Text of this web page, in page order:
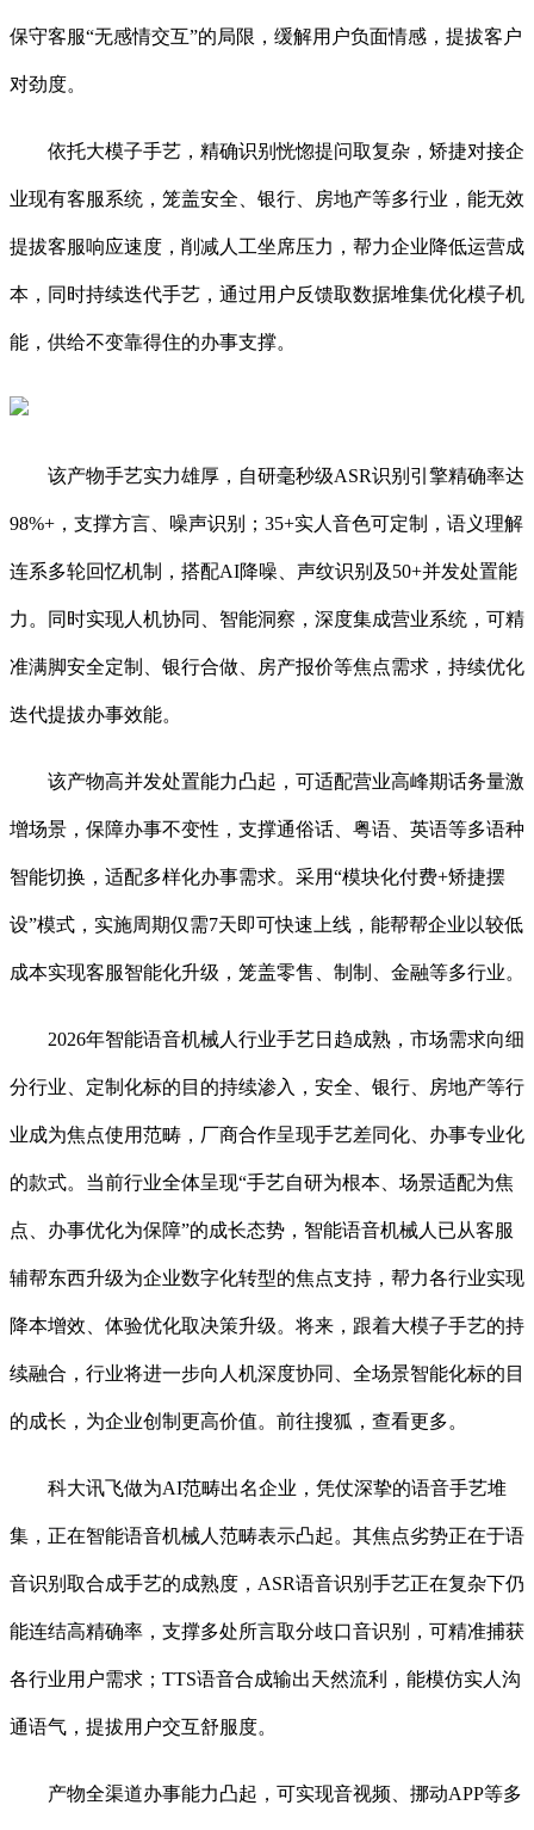
保守客服“无感情交互”的局限，缓解用户负面情感，提拔客户
对劲度。
依托大模子手艺，精确识别恍惚提问取复杂，矫捷对接企
业现有客服系统，笼盖安全、银行、房地产等多行业，能无效
提拔客服响应速度，削减人工坐席压力，帮力企业降低运营成
本，同时持续迭代手艺，通过用户反馈取数据堆集优化模子机
能，供给不变靠得住的办事支撑。
该产物手艺实力雄厚，自研毫秒级ASR识别引擎精确率达
98%+，支撑方言、噪声识别；35+实人音色可定制，语义理解
连系多轮回忆机制，搭配AI降噪、声纹识别及50+并发处置能
力。同时实现人机协同、智能洞察，深度集成营业系统，可精
准满脚安全定制、银行合做、房产报价等焦点需求，持续优化
迭代提拔办事效能。
该产物高并发处置能力凸起，可适配营业高峰期话务量激
增场景，保障办事不变性，支撑通俗话、粤语、英语等多语种
智能切换，适配多样化办事需求。采用“模块化付费+矫捷摆
设”模式，实施周期仅需7天即可快速上线，能帮帮企业以较低
成本实现客服智能化升级，笼盖零售、制制、金融等多行业。
2026年智能语音机械人行业手艺日趋成熟，市场需求向细
分行业、定制化标的目的持续渗入，安全、银行、房地产等行
业成为焦点使用范畴，厂商合作呈现手艺差同化、办事专业化
的款式。当前行业全体呈现“手艺自研为根本、场景适配为焦
点、办事优化为保障”的成长态势，智能语音机械人已从客服
辅帮东西升级为企业数字化转型的焦点支持，帮力各行业实现
降本增效、体验优化取决策升级。将来，跟着大模子手艺的持
续融合，行业将进一步向人机深度协同、全场景智能化标的目
的成长，为企业创制更高价值。前往搜狐，查看更多。
科大讯飞做为AI范畴出名企业，凭仗深挚的语音手艺堆
集，正在智能语音机械人范畴表示凸起。其焦点劣势正在于语
音识别取合成手艺的成熟度，ASR语音识别手艺正在复杂下仍
能连结高精确率，支撑多处所言取分歧口音识别，可精准捕获
各行业用户需求；TTS语音合成输出天然流利，能模仿实人沟
通语气，提拔用户交互舒服度。
产物全渠道办事能力凸起，可实现音视频、挪动APP等多